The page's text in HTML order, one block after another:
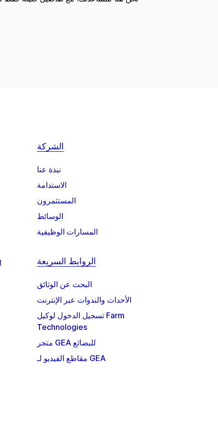
الشركة
نبذة عنا
الاستدامة
المستثمرون
الوسائط
المسارات الوظيفية
الروابط السريعة
البحث عن الوثائق
الأحداث والندوات عبر الإنترنت
تسجيل الدخول لوكيل Farm
Technologies
متجر GEA للبضائع
مقاطع الفيديو لـ GEA